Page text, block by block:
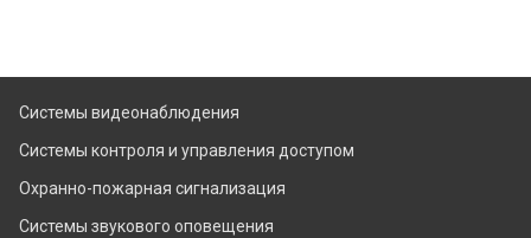
Системы видеонаблюдения
Системы контроля и управления доступом
Охранно-пожарная сигнализация
Системы звукового оповещения